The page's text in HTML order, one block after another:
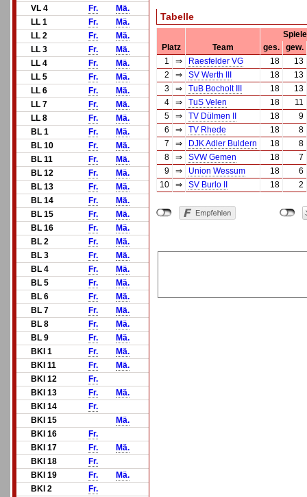
VL 4
Fr.
Mä.
LL 1
Fr.
Mä.
LL 2
Fr.
Mä.
LL 3
Fr.
Mä.
LL 4
Fr.
Mä.
LL 5
Fr.
Mä.
LL 6
Fr.
Mä.
LL 7
Fr.
Mä.
LL 8
Fr.
Mä.
BL 1
Fr.
Mä.
BL 10
Fr.
Mä.
BL 11
Fr.
Mä.
BL 12
Fr.
Mä.
BL 13
Fr.
Mä.
BL 14
Fr.
Mä.
BL 15
Fr.
Mä.
BL 16
Fr.
Mä.
BL 2
Fr.
Mä.
BL 3
Fr.
Mä.
BL 4
Fr.
Mä.
BL 5
Fr.
Mä.
BL 6
Fr.
Mä.
BL 7
Fr.
Mä.
BL 8
Fr.
Mä.
BL 9
Fr.
Mä.
BKl 1
Fr.
Mä.
BKl 11
Fr.
Mä.
BKl 12
Fr.
BKl 13
Fr.
Mä.
BKl 14
Fr.
BKl 15
Mä.
BKl 16
Fr.
BKl 17
Fr.
Mä.
BKl 18
Fr.
BKl 19
Fr.
Mä.
BKl 2
Fr.
Tabelle
Spiele
Platz
Team ges.
gew.
1
⇒ Raesfelder VG 18
13
2
⇒ SV Werth III 18
13
3
⇒ TuB Bocholt III 18
13
4
⇒ TuS Velen 18
11
5
⇒ TV Dülmen II 18
9
6
⇒ TV Rhede 18
8
7
⇒ DJK Adler Buldern 18
8
8
⇒ SVW Gemen 18
7
9
⇒ Union Wessum 18
6
10
⇒ SV Burlo II 18 2